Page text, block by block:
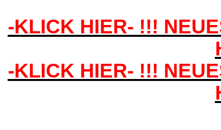
-KLICK HIER- !!!
-KLICK HIER- !!!